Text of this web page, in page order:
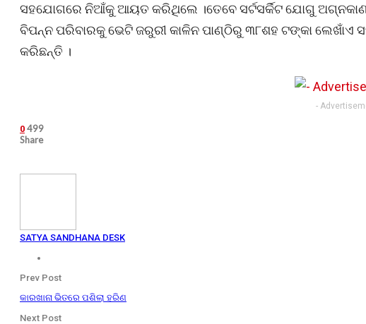
ସହଯୋଗରେ ନିଆଁକୁ ଆୟତ କରିଥିଲେ ।ତେବେ ସର୍ଟସର୍କିଟ ଯୋଗୁ
ବିପନ୍ନ ପରିବାରକୁ ଭେଟି ଜରୁରୀ କାଳିନ ପାଣ୍ଠିରୁ ୩୮ଶହ ଟଙ୍କା ଲେଖାଁଏ
କରିଛନ୍ତି ।
-
0 499
Share
SATYA SANDHANA DESK
Prev Post
କାରଖାନା ଭିତରେ ପଶିଲା ହରିଣ
Next Post